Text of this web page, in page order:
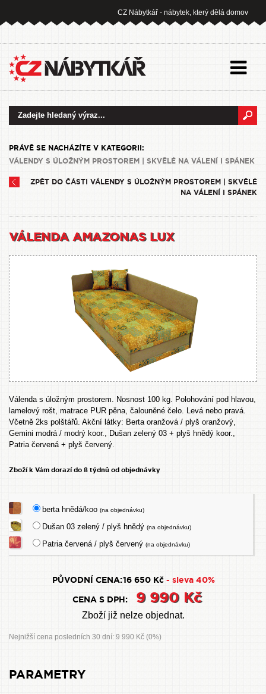
CZ Nábytkář - nábytek, který dělá domov
PRÁVĚ SE NACHÁZÍTE V KATEGORII:
VÁLENDY S ÚLOŽNÝM PROSTOREM | SKVĚLÉ NA VÁLENÍ I SPÁNEK
ZPĚT DO ČÁSTI VÁLENDY S ÚLOŽNÝM PROSTOREM | SKVĚLÉ
NA VÁLENÍ I SPÁNEK
VÁLENDA AMAZONAS LUX
Válenda s úložným prostorem. Nosnost 100 kg. Polohování pod hlavou,
lamelový rošt, matrace PUR pěna, čalouněné čelo. Levá nebo pravá.
Včetně 2ks polštářů. Akční látky: Berta oranžová / plyš oranžový,
Gemini modrá / modrý koor., Dušan zelený 03 + plyš hnědý koor.,
Patria červená + plyš červený.
Zboží k Vám dorazí do 8 týdnů od objednávky
berta hnědá/koo(na objednávku)
Dušan 03 zelený / plyš hnědý(na objednávku)
Patria červená / plyš červený(na objednávku)
PŮVODNÍ CENA:16 650 Kč - sleva 40%
CENA S DPH:
9 990 Kč
Zboží již nelze objednat.
Nejnižší cena posledních 30 dní: 9 990 Kč (0%)
PARAMETRY